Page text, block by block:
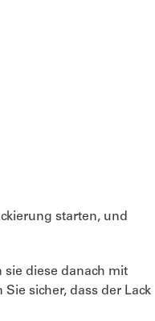
starten, und
diese danach mit
sicher, dass der Lack